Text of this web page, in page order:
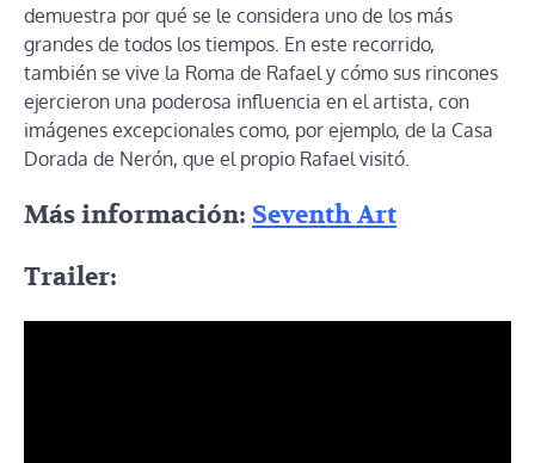
demuestra por qué se le considera uno de los más
grandes de todos los tiempos. En este recorrido,
también se vive la Roma de Rafael y cómo sus rincones
ejercieron una poderosa influencia en el artista, con
imágenes excepcionales como, por ejemplo, de la Casa
Dorada de Nerón, que el propio Rafael visitó.
Más información: Seventh Art
Trailer: